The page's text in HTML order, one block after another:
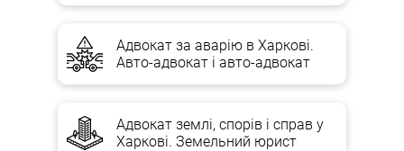
Адвокат за аварію в Харкові.
Авто-адвокат і авто-адвокат
Адвокат землі, спорів і справ у
Харкові. Земельний юрист